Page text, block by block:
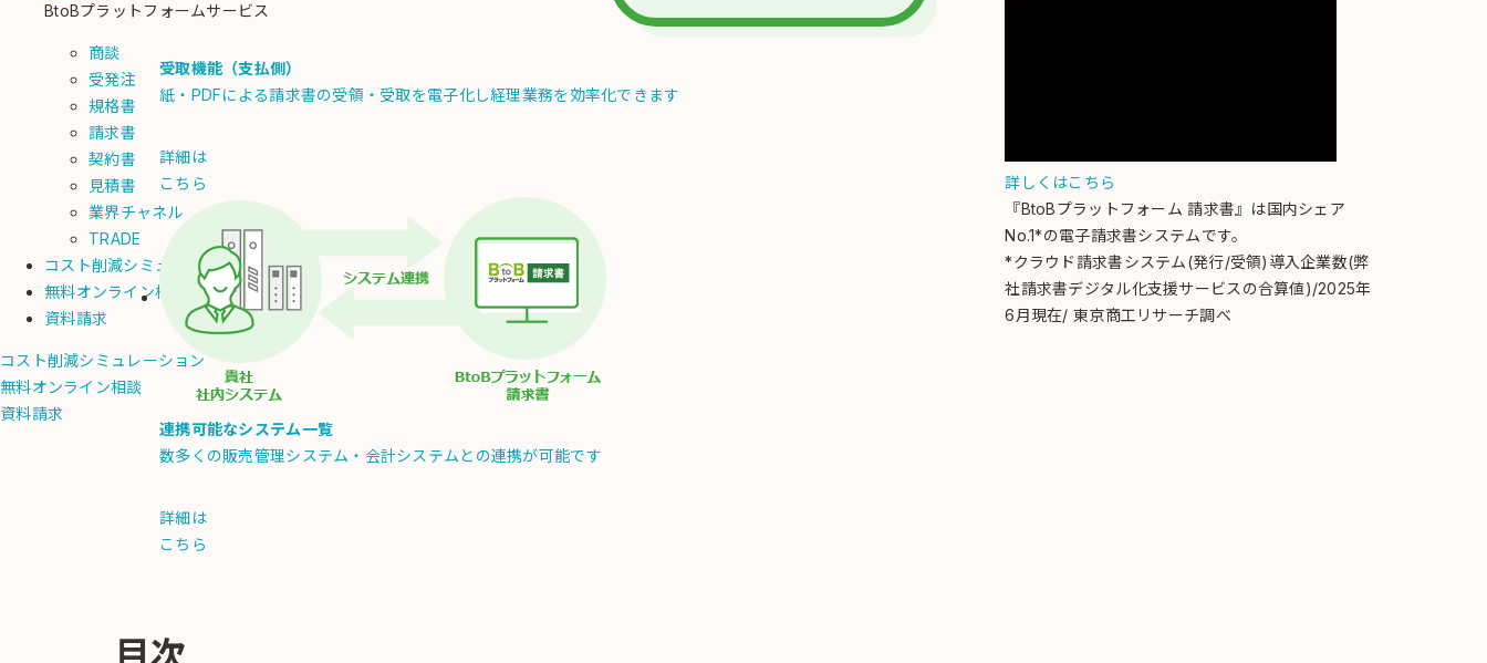
BtoBプラットフォームサービス
商談
受発注
規格書
請求書
契約書
見積書
業界チャネル
TRADE
コスト削減シミュレーション
無料オンライン相談
資料請求
コスト削減シミュレーション
無料オンライン相談
資料請求
受取機能（支払側）
紙・PDFによる請求書の受領・受取を電子化し経理業務を効率化できます
詳細は
こちら
連携可能なシステム一覧
数多くの販売管理システム・会計システムとの連携が可能です
詳細は
こちら
詳しくはこちら
『BtoBプラットフォーム 請求書』は国内シェア
No.1*の電子請求書システムです。
*クラウド請求書システム(発行/受領)導入企業数(弊
社請求書デジタル化支援サービスの合算値)/2025年
6月現在/ 東京商工リサーチ調べ